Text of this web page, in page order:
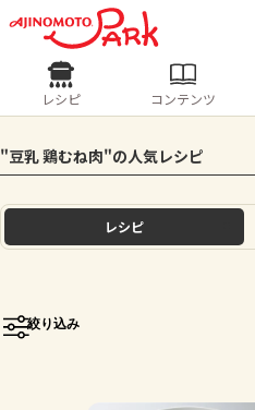
ログインするとレ
ログイン
ホーム
レシピ
人気の食材・レシピ
きゅうり なす ト
レシピ コンテンツ
"豆乳 鶏むね肉"の人気レシピ
レシピ
絞り込み